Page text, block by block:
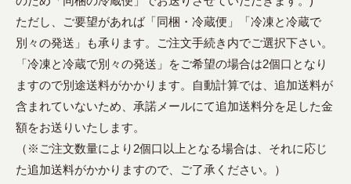
ただし、ご要望があれば「同梱・冷蔵便」「冷凍と冷蔵で
別々の発送」も承ります。ご注文手続き内でご選択下さい。
「冷凍と冷蔵で別々の発送」をご希望の場合は2個口となり
ますので別途送料がかかります。自動計算では、追加送料が
含まれていないため、承諾メールにて追加送料分を足した金
額をお送りいたします。
（※ご注文数量により2個口以上となる場合は、それに応じ
た追加送料がかかりますので、ご了承ください。）